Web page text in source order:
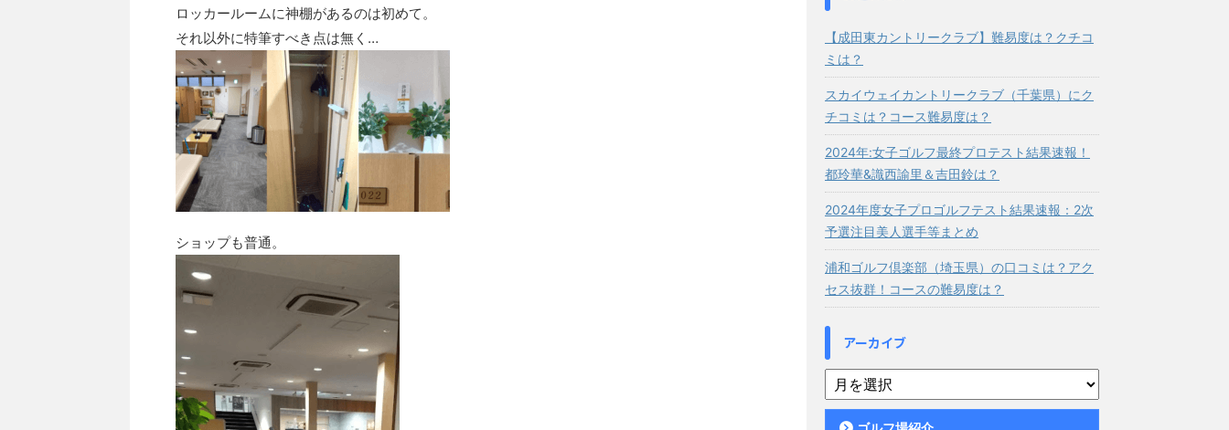
ロッカールームに神棚があるのは初めて。
それ以外に特筆すべき点は無く…
ショップも普通。
【成田東カントリークラブ】難易度は？クチコ
ミは？
スカイウェイカントリークラブ（千葉県）にク
チコミは？コース難易度は？
2024年:女子ゴルフ最終プロテスト結果速報！
都玲華&識西諭里＆吉田鈴は？
2024年度女子プロゴルフテスト結果速報：2次
予選注目美人選手等まとめ
浦和ゴルフ倶楽部（埼玉県）の口コミは？アク
セス抜群！コースの難易度は？
アーカイブ